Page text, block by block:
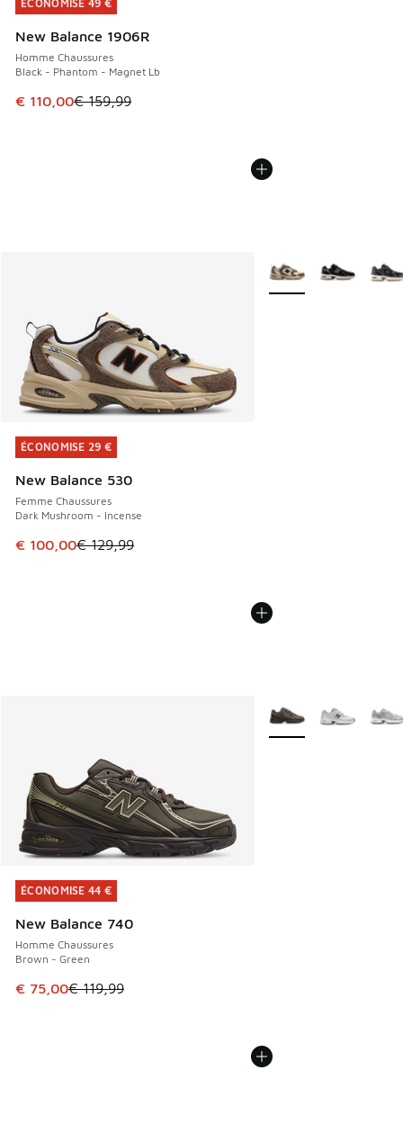
ÉCONOMISE 49 €
New Balance 1906R
Homme Chaussures
Black - Phantom - Magnet Lb
Cet article est en promotion. Prix en baisse de € 159,99 à
€ 110,00€ 159,99
ÉCONOMISE 49 €
ÉCONOMISE 29 €
New Balance 530
Femme Chaussures
Dark Mushroom - Incense
Cet article est en promotion. Prix en baisse de € 129,99 à
€ 100,00€ 129,99
ÉCONOMISE 29 €
Plus de couleurs
ÉCONOMISE 44 €
New Balance 740
Homme Chaussures
Brown - Green
Cet article est en promotion. Prix en baisse de € 119,99 à
€ 75,00€ 119,99
ÉCONOMISE 44 €
Plus de couleurs